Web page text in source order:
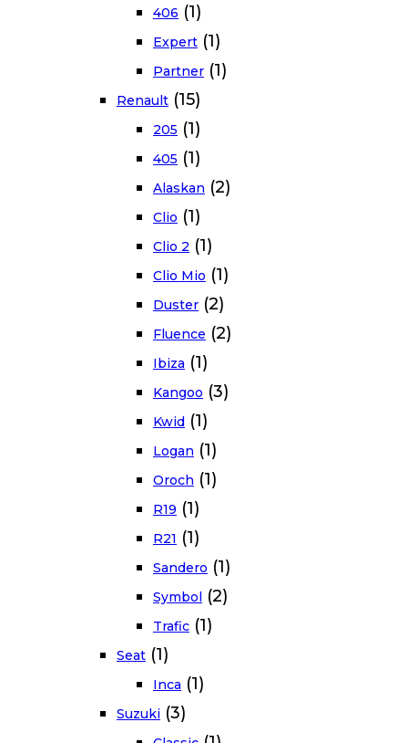
406 (1)
Expert (1)
Partner (1)
Renault (15)
205 (1)
405 (1)
Alaskan (2)
Clio (1)
Clio 2 (1)
Clio Mio (1)
Duster (2)
Fluence (2)
Ibiza (1)
Kangoo (3)
Kwid (1)
Logan (1)
Oroch (1)
R19 (1)
R21 (1)
Sandero (1)
Symbol (2)
Trafic (1)
Seat (1)
Inca (1)
Suzuki (3)